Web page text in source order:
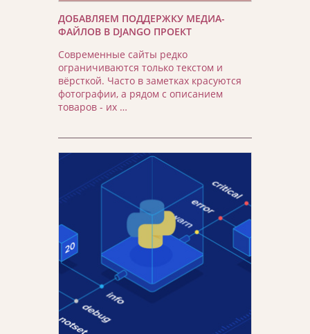
ДОБАВЛЯЕМ ПОДДЕРЖКУ МЕДИА-
ФАЙЛОВ В DJANGO ПРОЕКТ
Современные сайты редко
ограничиваются только текстом и
вёрсткой. Часто в заметках красуются
фотографии, а рядом с описанием
товаров - их …